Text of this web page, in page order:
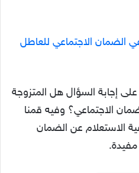
الضمان الاجتماعي للعاطل
إجابة السؤال هل المتزوجة
الاجتماعي؟ وفيه قمنا
الاستعلام عن الضمان